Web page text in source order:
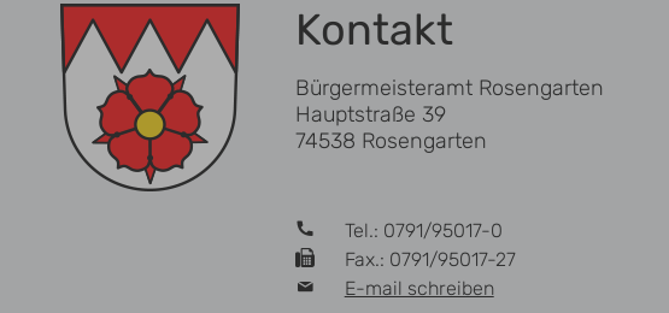
Kontakt
Bürgermeisteramt Rosengarten
Hauptstraße 39
74538 Rosengarten
Tel.: 0791/95017-0
Fax.: 0791/95017-27
E-mail schreiben